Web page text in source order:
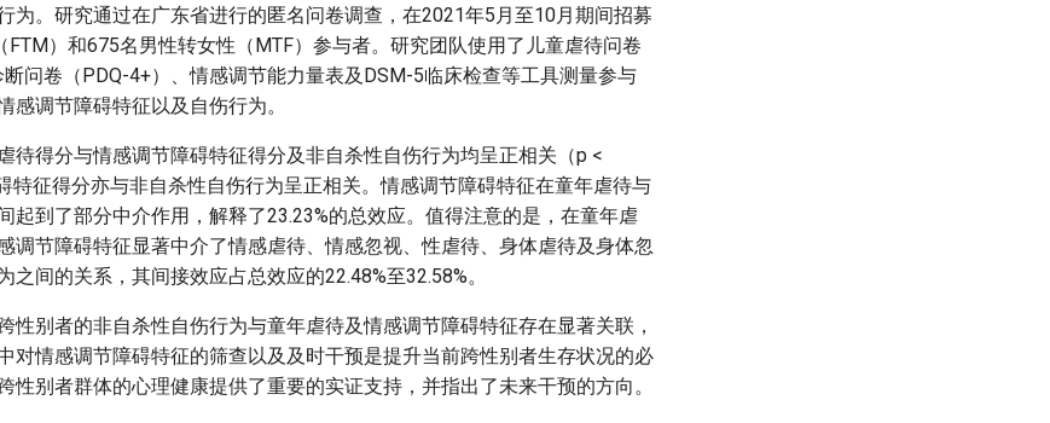
为。研究通过在广东省进行的匿名问卷调查，在2021年5月至10月期间招募
FTM）和675名男性转女性（MTF）参与者。研究团队使用了儿童虐待问卷
断问卷（PDQ-4+）、情感调节能力量表及DSM-5临床检查等工具测量参与
感调节障碍特征以及自伤行为。
待得分与情感调节障碍特征得分及非自杀性自伤行为均呈正相关（p <
特征得分亦与非自杀性自伤行为呈正相关。情感调节障碍特征在童年虐待与
起到了部分中介作用，解释了23.23%的总效应。值得注意的是，在童年虐
调节障碍特征显著中介了情感虐待、情感忽视、性虐待、身体虐待及身体忽
之间的关系，其间接效应占总效应的22.48%至32.58%。
性别者的非自杀性自伤行为与童年虐待及情感调节障碍特征存在显著关联，
对情感调节障碍特征的筛查以及及时干预是提升当前跨性别者生存状况的必
性别者群体的心理健康提供了重要的实证支持，并指出了未来干预的方向。